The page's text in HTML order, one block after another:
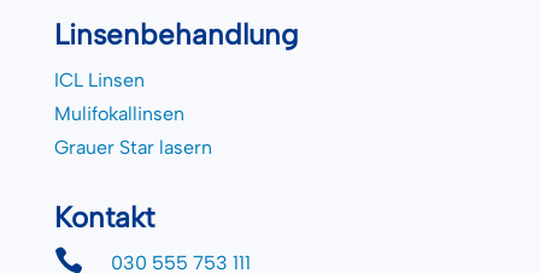
Linsenbehandlung
ICL Linsen
Mulifokallinsen
Grauer Star lasern
Kontakt
 030 555 753 111